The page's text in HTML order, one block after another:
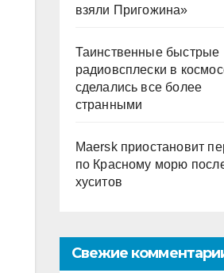
взяли Пригожина»
Таинственные быстрые
радиовсплески в
сделались все более
странными
Maersk приостановит
по Красному морю
хуситов
Свежие